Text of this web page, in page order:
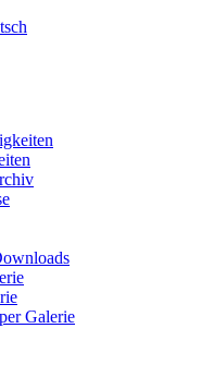
Galerie